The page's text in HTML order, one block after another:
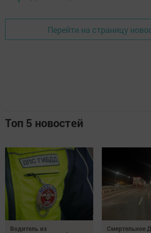
Перейти на страницу
Топ 5 новостей
Водитель из
Смертельное